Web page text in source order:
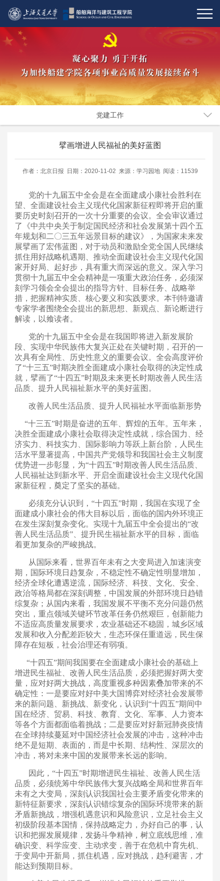
党建工作
擘画增进人民福祉的美好蓝图
作者：北京日报 日期：2020-11-02 来源：学习园地 阅读：11539
党的十九届五中全会是在全面建成小康社会胜利在
望、全面建设社会主义现代化国家新征程即将开启的重
要历史时刻召开的一次十分重要的会议。全会审议通过
了《中共中央关于制定国民经济和社会发展第十四个五
年规划和二〇三五年远景目标的建议》，为国家未来发
展擘画了宏伟蓝图，对于动员和激励全党全国人民继续
抓住用好战略机遇期、推动全面建设社会主义现代化国
家开好局、起好步，具有重大而深远的意义。深入学习
贯彻十九届五中全会精神是一项重大政治任务，必须深
刻学习领会全会提出的指导方针、目标任务、战略举
措，把握精神实质、核心要义和实践要求。本刊特邀请
专家学者围绕全会提出的新思想、新观点、新论断进行
解读，以飨读者。
党的十九届五中全会是在我国即将进入新发展阶
段、实现中华民族伟大复兴正处在关键时期，召开的一
次具有全局性、历史性意义的重要会议。全会高度评价
了“十三五”时期决胜全面建成小康社会取得的决定性成
就，擘画了“十四五”时期及未来更长时期改善人民生活
品质、提升人民福祉新水平的美好蓝图。
改善人民生活品质、提升人民福祉水平面临新形势
“十三五”时期是奋进的五年、辉煌的五年。五年来，
决胜全面建成小康社会取得决定性成就，综合国力、经
济实力、科技实力、国际影响力等跃上新台阶，人民生
活水平显著提高，中国共产党领导和我国社会主义制度
优势进一步彰显，为“十四五”时期改善人民生活品质、
人民福祉达到新水平、开启全面建设社会主义现代化国
家新征程，奠定了坚实的基础。
必须充分认识到，“十四五”时期，我国在实现了全
面建成小康社会的伟大目标以后，面临的国内外环境正
在发生深刻复杂变化。实现十九届五中全会提出的“改
善人民生活品质”、提升民生福祉新水平的目标，面临
着更加复杂的严峻挑战。
从国际来看，世界百年未有之大变局进入加速演变
期，国际环境日趋复杂，不稳定性不确定性明显增加，
经济全球化遭遇逆流，国际经济、科技、文化、安全、
政治等格局都在深刻调整，中国发展的外部环境日趋错
综复杂；从国内来看，我国发展不平衡不充分问题仍然
突出，重点领域关键环节改革任务仍然艰巨，创新能力
不适应高质量发展要求，农业基础还不稳固，城乡区域
发展和收入分配差距较大，生态环保任重道远，民生保
障存在短板，社会治理还有弱项。
“十四五”期间我国要在全面建成小康社会的基础上
增进民生福祉、改善人民生活品质，必须把握好两大变
量，应对好两大挑战，高度重视多种因素叠加带来的不
确定性：一是要应对好中美大国博弈对经济社会发展带
来的新问题、新挑战、新变化，认识到“十四五”期间中
国在经济、贸易、科技、教育、文化、军事、人力资本
等各个方面都面临着挑战；二是要应对好新冠肺炎疫情
在全球持续蔓延对中国经济社会发展的冲击，这种冲击
绝不是短期、表面的，而是中长期、结构性、深层次的
冲击，将对未来中国的发展带来长远的影响。
因此，“十四五”时期增进民生福祉、改善人民生活
品质，必须统筹中华民族伟大复兴战略全局和世界百年
未有之大变局，深刻认识我国社会主要矛盾变化带来的
新特征新要求，深刻认识错综复杂的国际环境带来的新
矛盾新挑战，增强机遇意识和风险意识，立足社会主义
初级阶段基本国情，保持战略定力，办好自己的事，认
识和把握发展规律，发扬斗争精神，树立底线思维，准
确识变、科学应变、主动求变，善于在危机中育先机、
于变局中开新局，抓住机遇，应对挑战，趋利避害，才
能达到预期目标。